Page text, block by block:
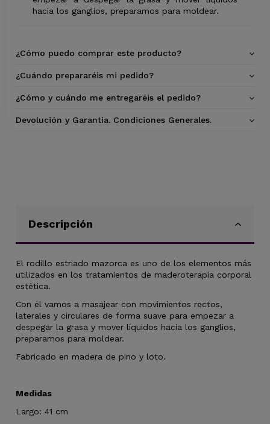
hacia los ganglios, preparamos para moldear.
¿Cómo puedo comprar este producto?
¿Cuándo prepararéis mi pedido?
¿Cómo y cuándo me entregaréis el pedido?
Devolución y Garantía. Condiciones Generales.
Descripción
El rodillo estriado mazorca es uno de los elementos más
utilizados en los tratamientos de maderoterapia corporal
estética.
Con él vamos a masajear con movimientos rectos,
laterales y circulares de forma suave para empezar a
despegar la grasa y mover líquidos hacia los ganglios,
preparamos para moldear.
Fabricado en madera de pino y loto.
Medidas
Largo: 41 cm